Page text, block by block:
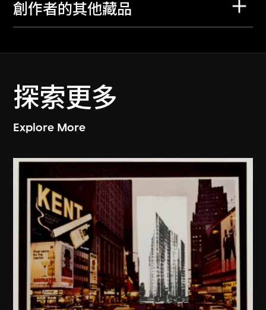
創作者的其他藏品
探索更多
Explore More